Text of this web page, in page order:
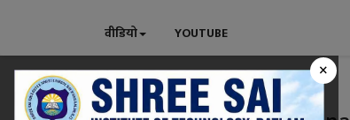
वीडियो YOUTUBE
×
Home freedom from corona